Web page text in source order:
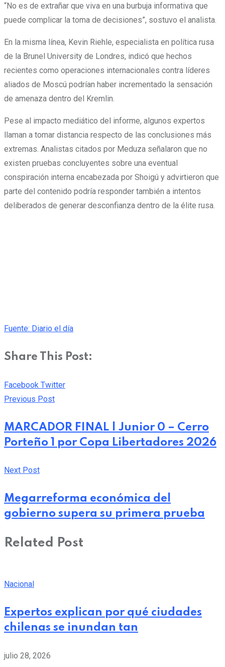
“No es de extrañar que viva en una burbuja informativa que
puede complicar la toma de decisiones”, sostuvo el analista.
En la misma línea, Kevin Riehle, especialista en política rusa
de la Brunel University de Londres, indicó que hechos
recientes como operaciones internacionales contra líderes
aliados de Moscú podrían haber incrementado la sensación
de amenaza dentro del Kremlin.
Pese al impacto mediático del informe, algunos expertos
llaman a tomar distancia respecto de las conclusiones más
extremas. Analistas citados por Meduza señalaron que no
existen pruebas concluyentes sobre una eventual
conspiración interna encabezada por Shoigú y advirtieron que
parte del contenido podría responder también a intentos
deliberados de generar desconfianza dentro de la élite rusa.
Fuente: Diario el día
Share This Post:
Facebook TwitterPinterest
Whatsapp
Cloud
StumbleUpon
Print
Share
Previous Post
MARCADOR FINAL | Junior 0 – Cerro
Porteño 1 por Copa Libertadores 2026
Next Post
Megarreforma económica del
gobierno supera su primera prueba
Related Post
Nacional
Expertos explican por qué ciudades
chilenas se inundan tan
julio 28, 2026